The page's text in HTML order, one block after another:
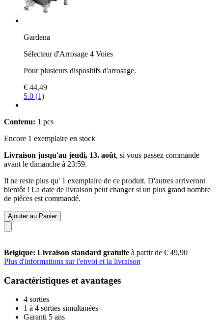
Gardena
Sélecteur d'Arrosage 4 Voies
Pour plusieurs dispositifs d'arrosage.
€ 44,49
5.0 (1)
Contenu: 1 pcs
Encore 1 exemplaire en stock
Livraison jusqu'au jeudi, 13. août, si vous passez commande
avant le dimanche à 23:59.
Il ne reste plus qu' 1 exemplaire de ce produit. D'autres arriveront
bientôt ! La date de livraison peut changer si un plus grand nombre
de pièces est commandé.
Ajouter au Panier
Belgique: Livraison standard gratuite à partir de € 49,90
Plus d'informations sur l'envoi et la livraison
Caractéristiques et avantages
4 sorties
1 à 4 sorties simultanées
Garanti 5 ans